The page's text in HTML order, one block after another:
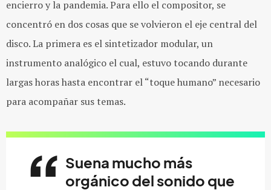
encierro y la pandemia. Para ello el compositor, se
concentró en dos cosas que se volvieron el eje central del
disco. La primera es el sintetizador modular, un
instrumento analógico el cual, estuvo tocando durante
largas horas hasta encontrar el “toque humano” necesario
para acompañar sus temas.
Suena mucho más
orgánico del sonido que